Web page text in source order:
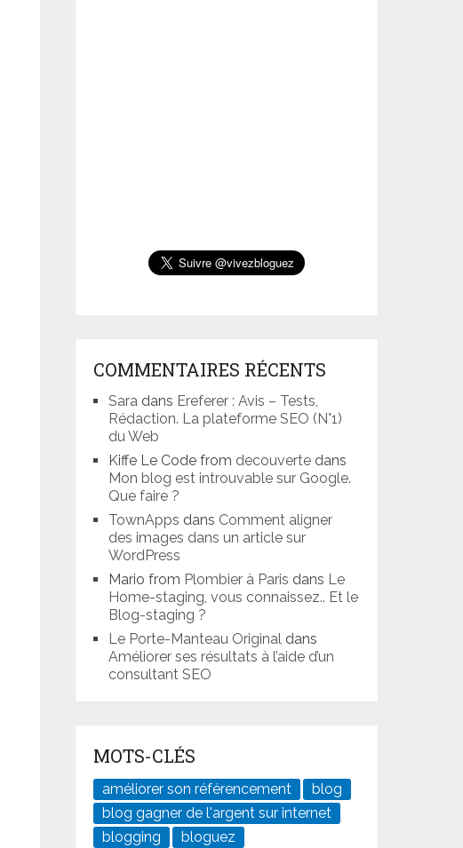
COMMENTAIRES RÉCENTS
Sara dans Ereferer : Avis – Tests,
Rédaction. La plateforme SEO (N°1)
du Web
Kiffe Le Code from decouverte dans
Mon blog est introuvable sur Google.
Que faire ?
TownApps dans Comment aligner
des images dans un article sur
WordPress
Mario from Plombier à Paris dans Le
Home-staging, vous connaissez.. Et le
Blog-staging ?
Le Porte-Manteau Original dans
Améliorer ses résultats à l’aide d’un
consultant SEO
MOTS-CLÉS
améliorer son référencement
blog
blog gagner de l'argent sur internet
blogging
bloguez